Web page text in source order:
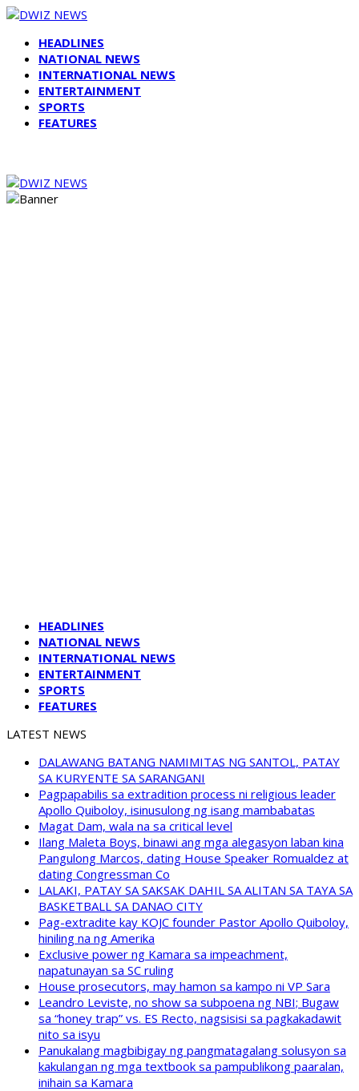
HEADLINES
NATIONAL NEWS
INTERNATIONAL NEWS
ENTERTAINMENT
SPORTS
FEATURES
HEADLINES
NATIONAL NEWS
INTERNATIONAL NEWS
ENTERTAINMENT
SPORTS
FEATURES
LATEST NEWS
DALAWANG BATANG NAMIMITAS NG SANTOL, PATAY
SA KURYENTE SA SARANGANI
Pagpapabilis sa extradition process ni religious leader
Apollo Quiboloy, isinusulong ng isang mambabatas
Magat Dam, wala na sa critical level
Ilang Maleta Boys, binawi ang mga alegasyon laban kina
Pangulong Marcos, dating House Speaker Romualdez at
dating Congressman Co
LALAKI, PATAY SA SAKSAK DAHIL SA ALITAN SA TAYA SA
BASKETBALL SA DANAO CITY
Pag-extradite kay KOJC founder Pastor Apollo Quiboloy,
hiniling na ng Amerika
Exclusive power ng Kamara sa impeachment,
napatunayan sa SC ruling
House prosecutors, may hamon sa kampo ni VP Sara
Leandro Leviste, no show sa subpoena ng NBI; Bugaw
sa “honey trap” vs. ES Recto, nagsisisi sa pagkakadawit
nito sa isyu
Panukalang magbibigay ng pangmatagalang solusyon sa
kakulangan ng mga textbook sa pampublikong paaralan,
inihain sa Kamara